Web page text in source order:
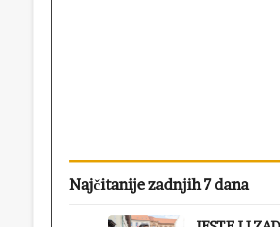
Najčitanije zadnjih 7 dana